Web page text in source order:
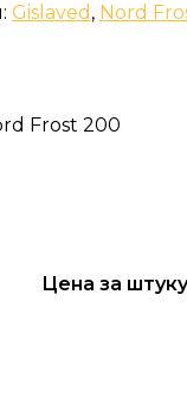
Gislaved , Nord
Frost 200
Цена за